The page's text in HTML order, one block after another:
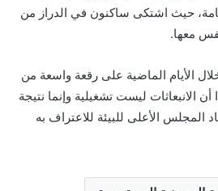
حيث اشتكى ساكنون في الدراز من
معها.
الأيام الماضية على رقعة واسعة من
أن الانبعاثات ليست تشغيلية وإنما نتيجة
الأعلى للبيئة للاعتراف به